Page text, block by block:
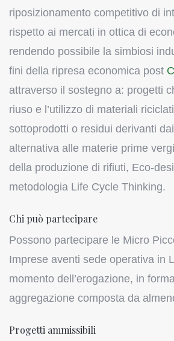
riposizionamento competitivo di
rispetto ai mercati in ottica di
rendendo possibile la simbiosi
fini della ripresa economica post
attraverso il sostegno a: progetti
riuso e l’utilizzo di materiali
sottoprodotti o residui derivanti
alternativa alle materie prime
della produzione di rifiuti, Eco-
metodologia Life Cycle Thinking.
Chi può partecipare
Possono partecipare le Micro
Imprese aventi sede operativa in
momento dell’erogazione, in
aggregazione composta da
Progetti ammissibili